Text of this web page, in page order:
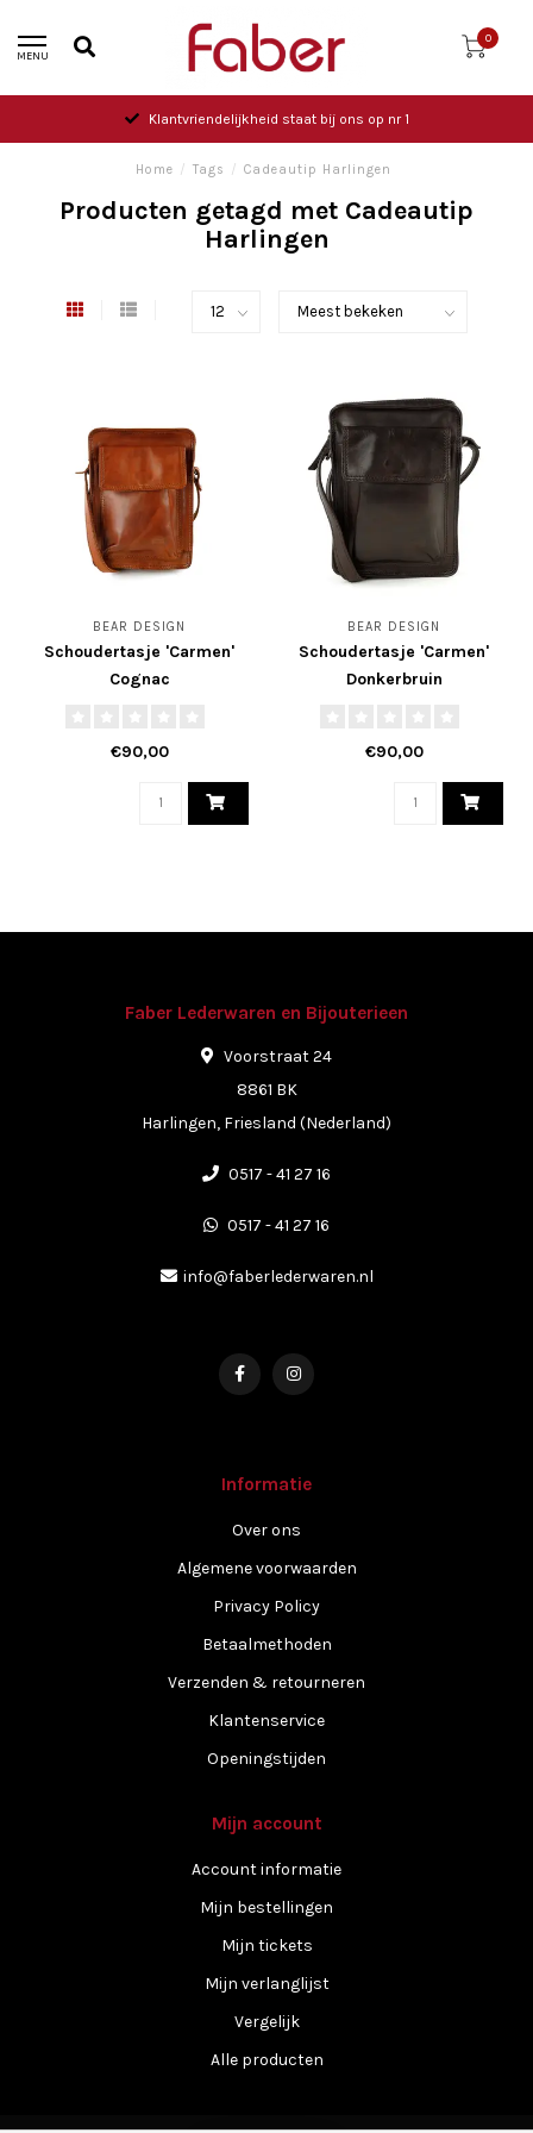
MENU
0
Klantvriendelijkheid staat bij ons op nr 1
Home / Tags / Cadeautip Harlingen
Producten getagd met Cadeautip
Harlingen
BEAR DESIGN
Schoudertasje 'Carmen'
Cognac
€90,00
BEAR DESIGN
Schoudertasje 'Carmen'
Donkerbruin
€90,00
Faber Lederwaren en Bijouterieen
Voorstraat 24
8861 BK
Harlingen, Friesland (Nederland)
0517 - 41 27 16
0517 - 41 27 16
info@faberlederwaren.nl
Informatie
Over ons
Algemene voorwaarden
Privacy Policy
Betaalmethoden
Verzenden & retourneren
Klantenservice
Openingstijden
Mijn account
Account informatie
Mijn bestellingen
Mijn tickets
Mijn verlanglijst
Vergelijk
Alle producten